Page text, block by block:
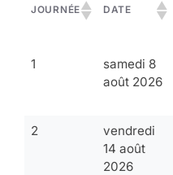
JOURNÉE DATE
1
samedi 8
août 2026
2
vendredi
14 août
2026